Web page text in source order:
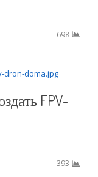
698
FPV-
393